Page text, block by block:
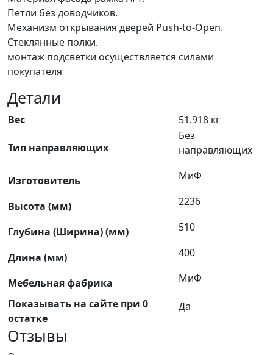
Петли без доводчиков.
Механизм открывания дверей Push-to-Open.
Стеклянные полки.
монтаж подсветки осуществляется силами
покупателя
Детали
Вес 51.918 кг
Тип направляющих
Без
направляющих
Изготовитель МиФ
Высота (мм) 2236
Глубина (Ширина) (мм) 510
Длина (мм) 400
Мебельная фабрика
МиФ
Показывать на сайте при 0
остатке
Да
Отзывы